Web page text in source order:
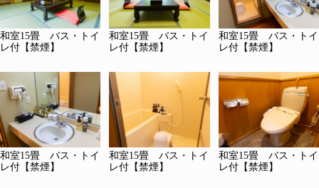
和室15畳 バス・トイ
レ付【禁煙】
和室15畳 バス・トイ
レ付【禁煙】
和室15畳 バス・トイ
レ付【禁煙】
和室15畳 バス・トイ
レ付【禁煙】
和室15畳 バス・トイ
レ付【禁煙】
和室15畳 バス・トイ
レ付【禁煙】